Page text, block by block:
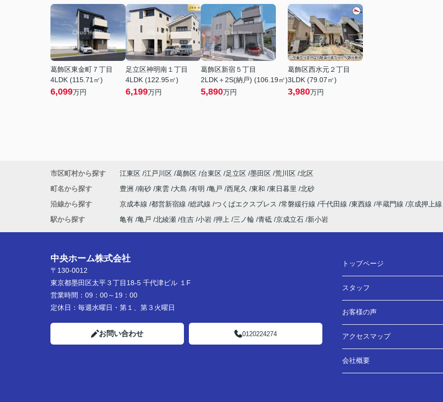
葛飾区東金町７丁目
4LDK (115.71㎡)
6,099万円
足立区神明南１丁目
4LDK (122.95㎡)
6,199万円
葛飾区新宿５丁目
2LDK＋2S(納戸) (106.19㎡)
5,890万円
葛飾区西水元２丁目
3LDK (79.07㎡)
3,980万円
市区町村から探す 江東区 江戸川区 葛飾区 台東区 足立区 墨田区 荒川区 北区
町名から探す
豊洲 南砂 東雲 大島 有明 亀戸 西尾久 東和 東日暮里
北砂
沿線から探す
京成本線 都営新宿線 総武線 つくばエクスプレス 常磐緩行線 千代田線 東西線 半蔵門線 京成押上
駅から探す
亀有 亀戸 北綾瀬 住吉 小岩 押上 三ノ輪 青砥 京成立石 新小岩
中央ホーム株式会社
〒130-0012
東京都墨田区太平３丁目18-5 千代津ビル １F
営業時間： 09：00～19：00
定休日： 毎週水曜日・第１、第３火曜日
お問い合わせ 0120224274
トップページ
スタッフ
お客様の声
アクセスマップ
会社概要